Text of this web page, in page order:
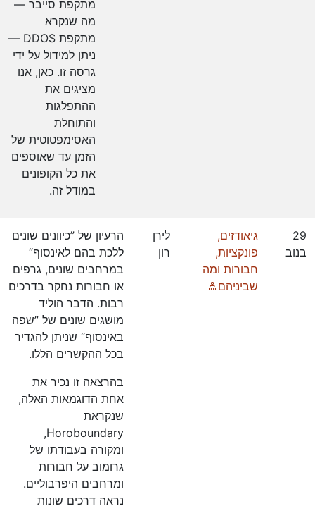
מתקפת סייבר —
מה שנקרא
מתקפת DDOS —
ניתן למידול על ידי
גרסה זו. כאן, אנו
מציגים את
ההתפלגות
והתוחלת
האסימפטוטית של
הזמן עד שאוספים
את כל הקופונים
במודל זה.
29
בנוב
גיאודזים,
פונקציות,
חבורות ומה
שביניהם
לירן
רון
הרעיון של ”כיוונים שונים
ללכת בהם לאינסוף“
במרחבים שונים, גרפים
או חבורות נחקר בדרכים
רבות. הדבר הוליד
מושגים שונים של ”שפה
באינסוף“ שניתן להגדיר
בכל ההקשרים הללו.
בהרצאה זו נכיר את
אחת הדוגמאות האלה,
שנקראת
Horoboundary,
ומקורה בעבודתו של
גרומוב על חבורות
ומרחבים היפרבוליים.
נראה דרכים שונות